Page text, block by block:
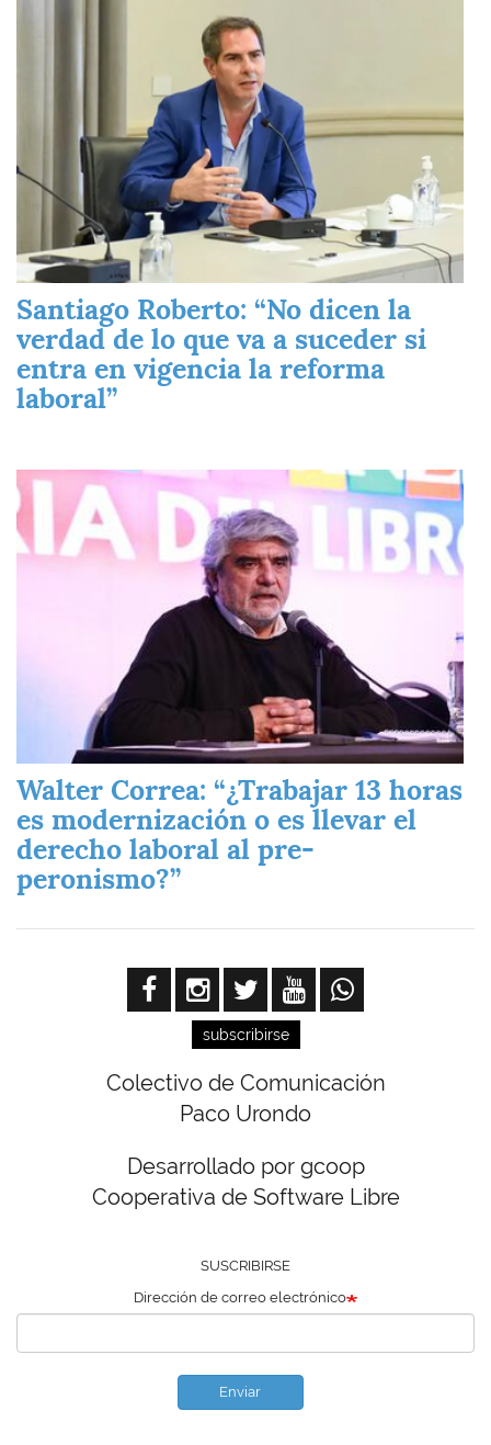
Santiago Roberto: “No dicen la
verdad de lo que va a suceder si
entra en vigencia la reforma
laboral”
Imagen
Walter Correa: “¿Trabajar 13 horas
es modernización o es llevar el
derecho laboral al pre-
peronismo?”
subscribirse
Colectivo de Comunicación
Paco Urondo
Desarrollado por gcoop
Cooperativa de Software Libre
SUSCRIBIRSE
Dirección de correo electrónico
Enviar